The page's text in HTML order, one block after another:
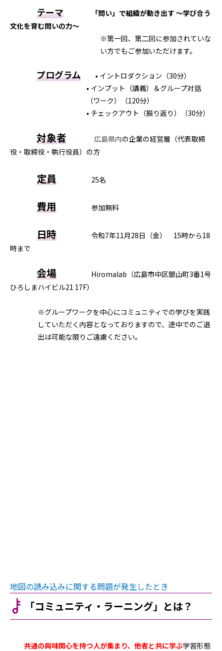
テーマ
「問い」で組織が動き出す ～学び合う
文化を育む問いの力～
※第一回、第二回に参加されていな
い方でもご参加いただけます。
プログラム
• イントロダクション（30分）
• インプット（講義）＆グループ対話
（ワーク）（120分）
• チェックアウト（振り返り）（30分）​
対象者 広島県内の企業の経営層（代表取締
役・取締役・執行役員）の方
定員 25名
費用 参加無料
日時
令和7年11月28日（金） 15時から18
時まで
会場
Hiromalab（広島市中区銀山町3番1号
ひろしまハイビル21 17F）
※グループワークを中心にコミュニティでの学びを実践
していただく内容となっておりますので、途中でのご退
出は可能な限りご遠慮ください。
地図の読み込みに関する問題が発生したとき
「コミュニティ・ラーニング」とは？
共通の興味関心を持つ人が集まり、他者と共に学ぶ学習形態